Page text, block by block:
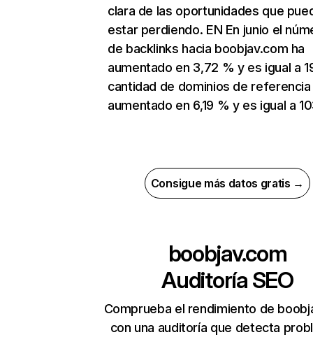
clara de las oportunidades que
estar perdiendo. EN En junio el
de backlinks hacia boobjav.com ha
aumentado en 3,72 % y es igual a
cantidad de dominios de referencia
aumentado en 6,19 % y es igual a
Consigue más datos gratis →
boobjav.com
Auditoría SEO
Comprueba el rendimiento de
con una auditoría que detecta